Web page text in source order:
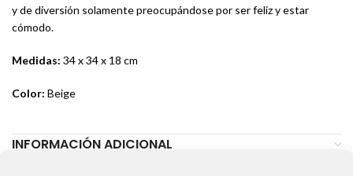
y de diversión solamente preocupándose por ser feliz y estar
cómodo.
Medidas: 34 x 34 x 18 cm
Color: Beige
INFORMACIÓN ADICIONAL